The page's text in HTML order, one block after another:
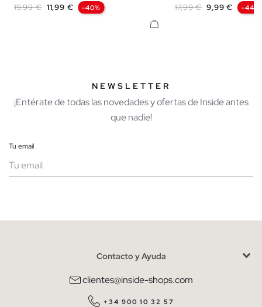
Precio base
19,99 € Precio
11,99 € -40% Precio base
17,99 € Precio
9,99 € -44%
NEWSLETTER
¡Entérate de todas las novedades y ofertas de Inside antes
que nadie!
Tu email
He leído y entiendo lapolítica de privacidad
QUIERO SUSCRIBIRME
Contacto y Ayuda
clientes@inside-shops.com
+34 900 10 32 57